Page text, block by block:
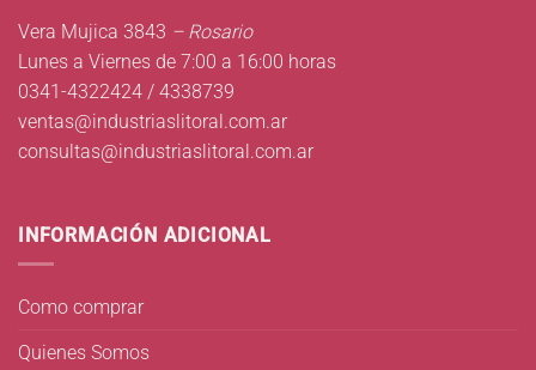
Vera Mujica 3843 – Rosario
Lunes a Viernes de 7:00 a 16:00 horas
0341-4322424 / 4338739
ventas@industriaslitoral.com.ar
consultas@industriaslitoral.com.ar
INFORMACIÓN ADICIONAL
Como comprar
Quienes Somos